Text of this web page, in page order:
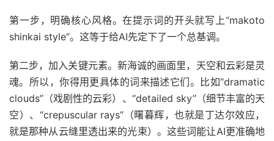
第一步，明确核心风格。在提示词的开头就写上“makoto
shinkai style”。这等于给AI先定下了一个总基调。
第二步，加入关键元素。新海诚的画面里，天空和云彩是灵
魂。所以，你得用更具体的词来描述它们。比如“dramatic
clouds”（戏剧性的云彩）、“detailed sky”（细节丰富的天
空）、“crepuscular rays”（曙暮辉，也就是丁达尔效应，
就是那种从云缝里透出来的光束）。这些词能让AI更准确地